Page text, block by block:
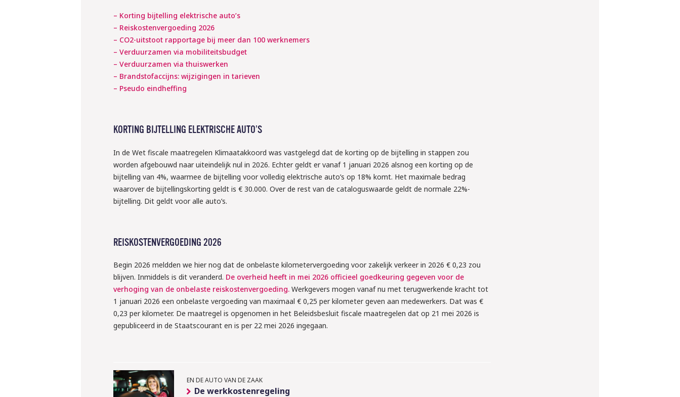
– Korting bijtelling elektrische auto’s
– Reiskostenvergoeding 2026
– CO2-uitstoot rapportage bij meer dan 100 werknemers
– Verduurzamen via mobiliteitsbudget
– Verduurzamen via thuiswerken
– Brandstofaccijns: wijzigingen in tarieven
– Pseudo eindheffing
KORTING BIJTELLING ELEKTRISCHE AUTO’S
In de Wet fiscale maatregelen Klimaatakkoord was vastgelegd dat de korting op de bijtelling in stappen zou
worden afgebouwd naar uiteindelijk nul in 2026. Echter geldt er vanaf 1 januari 2026 alsnog een korting op de
bijtelling van 4%, waarmee de bijtelling voor volledig elektrische auto’s op 18% komt. Het maximale bedrag
waarover de bijtellingskorting geldt is € 30.000. Over de rest van de cataloguswaarde geldt de normale 22%-
bijtelling. Dit geldt voor alle auto’s.
REISKOSTENVERGOEDING 2026
Begin 2026 meldden we hier nog dat de onbelaste kilometervergoeding voor zakelijk verkeer in 2026 € 0,23 zou
blijven. Inmiddels is dit veranderd. De overheid heeft in mei 2026 officieel goedkeuring gegeven voor de
verhoging van de onbelaste reiskostenvergoeding. Werkgevers mogen vanaf nu met terugwerkende kracht tot
1 januari 2026 een onbelaste vergoeding van maximaal € 0,25 per kilometer geven aan medewerkers. Dat was €
0,23 per kilometer. De maatregel is opgenomen in het Beleidsbesluit fiscale maatregelen dat op 21 mei 2026 is
gepubliceerd in de Staatscourant en is per 22 mei 2026 ingegaan.
EN DE AUTO VAN DE ZAAK
De werkkostenregeling
10 september 2026
regels rondom het